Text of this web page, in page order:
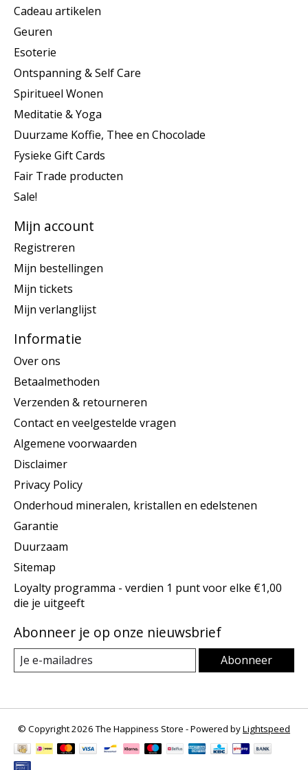
Cadeau artikelen
Geuren
Esoterie
Ontspanning & Self Care
Spiritueel Wonen
Meditatie & Yoga
Duurzame Koffie, Thee en Chocolade
Fysieke Gift Cards
Fair Trade producten
Sale!
Mijn account
Registreren
Mijn bestellingen
Mijn tickets
Mijn verlanglijst
Informatie
Over ons
Betaalmethoden
Verzenden & retourneren
Contact en veelgestelde vragen
Algemene voorwaarden
Disclaimer
Privacy Policy
Onderhoud mineralen, kristallen en edelstenen
Garantie
Duurzaam
Sitemap
Loyalty programma - verdien 1 punt voor elke €1,00
die je uitgeeft
Abonneer je op onze nieuwsbrief
Abonneer
© Copyright 2026 The Happiness Store - Powered byLightspeed